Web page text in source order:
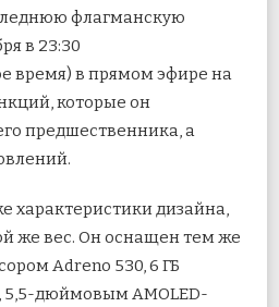
В
4
ОБНОВЛЕНИЯ
СРАВНЕНИЮ
флагманскую
в 23:30
время) в прямом эфире на
которые он
предшественника, а
характеристики дизайна,
же вес. Он оснащен тем же
Adreno 530, 6 ГБ
5,5-дюймовым AMOLED-